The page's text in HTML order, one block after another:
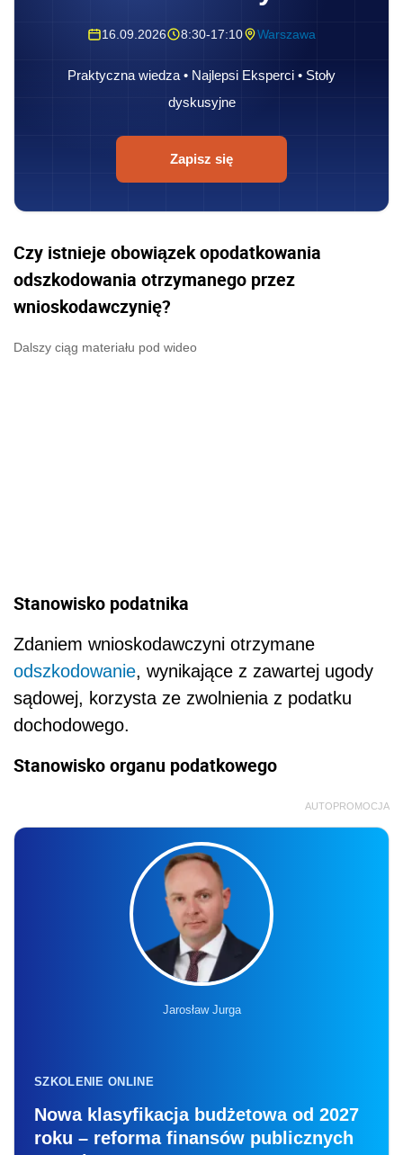
16.09.2026 8:30-17:10 Warszawa
Praktyczna wiedza • Najlepsi Eksperci • Stoły
dyskusyjne
Zapisz się
Czy istnieje obowiązek opodatkowania
odszkodowania otrzymanego przez
wnioskodawczynię?
Dalszy ciąg materiału pod wideo
Stanowisko podatnika
Zdaniem wnioskodawczyni otrzymane
odszkodowanie, wynikające z zawartej ugody
sądowej, korzysta ze zwolnienia z podatku
dochodowego.
Stanowisko organu podatkowego
AUTOPROMOCJA
Jarosław Jurga
SZKOLENIE ONLINE
Nowa klasyfikacja budżetowa od 2027
roku – reforma finansów publicznych